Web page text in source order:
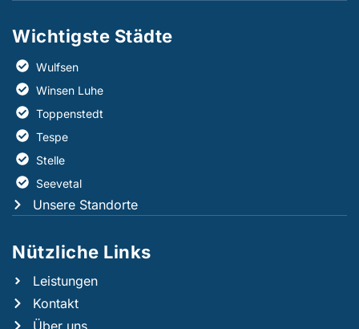
Wichtigste Städte
Wulfsen
Winsen Luhe
Toppenstedt
Tespe
Stelle
Seevetal
Unsere Standorte
Nützliche Links​
Leistungen
Kontakt
Über uns